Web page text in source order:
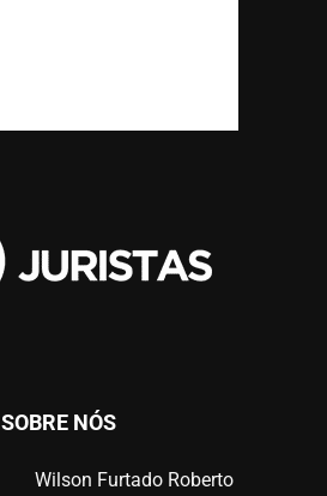
SOBRE NÓS
Wilson Furtado Roberto